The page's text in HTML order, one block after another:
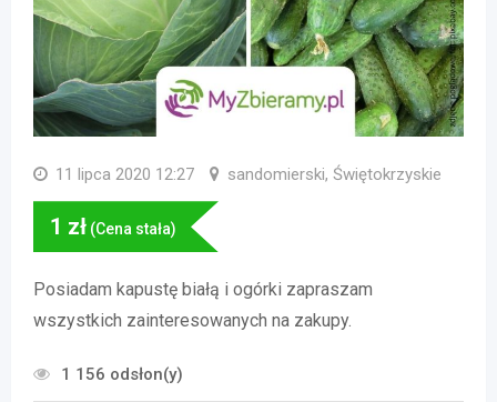
11 lipca 2020 12:27 sandomierski, Świętokrzyskie
1 zł (Cena stała)
Posiadam kapustę białą i ogórki zapraszam
wszystkich zainteresowanych na zakupy.
1 156 odsłon(y)